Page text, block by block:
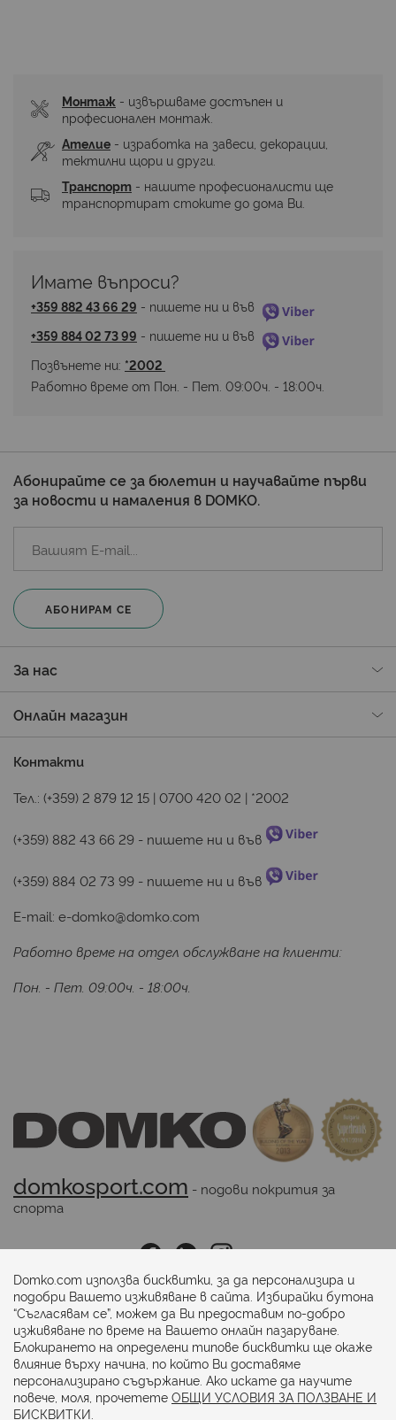
Монтаж - извършваме достъпен и
професионален монтаж.
Ателие - изработка на завеси, декорации,
тектилни щори и други.
Транспорт - нашите професионалисти ще
транспортират стоките до дома Ви.
Имате въпроси?
+359 882 43 66 29 - пишете ни и във
+359 884 02 73 99 - пишете ни и във
Позвънете ни: *2002
Работно време от Пон. - Пет. 09:00ч. - 18:00ч.
Абонирайте се за бюлетин и научавайте първи
за новости и намаления в DOMKO.
АБОНИРАМ СЕ
За нас
Онлайн магазин
Контакти
Тел.: (+359) 2 879 12 15 | 0700 420 02 | *2002
(+359) 882 43 66 29 - пишете ни и във
(+359) 884 02 73 99 - пишете ни и във
E-mail: e-domko@domko.com
Работно време на отдел обслужване на клиенти:
Пон. - Пет. 09:00ч. - 18:00ч.
domkosport.com - подови покрития за
спорта
Последвайте ни:
Начини на плащане:
Domko.com използва бисквитки, за да персонализира и
подобри Вашето изживяване в сайта. Избирайки бутона
“Съгласявам се”, можем да Ви предоставим по-добро
изживяване по време на Вашето онлайн пазаруване.
Блокирането на определени типове бисквитки ще окаже
влияние върху начина, по който Ви доставяме
персонализирано съдържание. Ако искате да научите
повече, моля, прочетете ОБЩИ УСЛОВИЯ ЗА ПОЛЗВАНЕ И
БИСКВИТКИ.